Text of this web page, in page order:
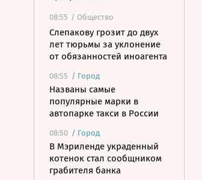
08:55 / Общество
Слепакову грозит до двух
лет тюрьмы за уклонение
от обязанностей иноагента
08:55 / Город
Названы самые
популярные марки в
автопарке такси в России
08:50 / Город
В Мэриленде украденный
котенок стал сообщником
грабителя банка